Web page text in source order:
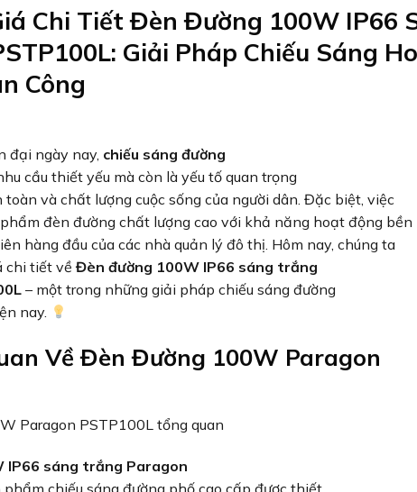
Chi Tiết Đèn Đường 100W IP66
Giải Pháp Chiếu Sáng
Công
đại ngày nay, chiếu sáng đường
cầu thiết yếu mà còn là yếu tố quan trọng
và chất lượng cuộc sống của người dân. Đặc biệt, việc
đèn đường chất lượng cao với khả năng hoạt động bền
hàng đầu của các nhà quản lý đô thị. Hôm nay, chúng ta
chi tiết về Đèn đường 100W IP66 sáng trắng
– một trong những giải pháp chiếu sáng đường
nay.
Về Đèn Đường 100W Paragon
IP66 sáng trắng Paragon
phẩm chiếu sáng đường phố cao cấp được thiết